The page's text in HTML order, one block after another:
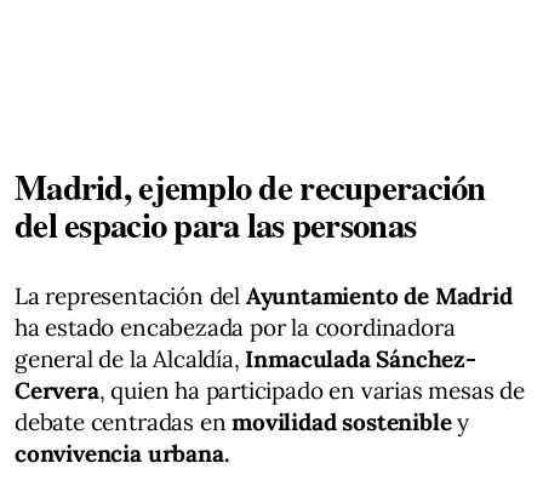
Madrid, ejemplo de recuperación
del espacio para las personas
La representación del Ayuntamiento de Madrid
ha estado encabezada por la coordinadora
general de la Alcaldía, Inmaculada Sánchez-
Cervera, quien ha participado en varias mesas de
debate centradas enmovilidad sostenibley
convivencia urbana.